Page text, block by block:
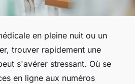
en pleine nuit ou un
trouver rapidement une
s'avérer stressant. Où se
en ligne aux numéros